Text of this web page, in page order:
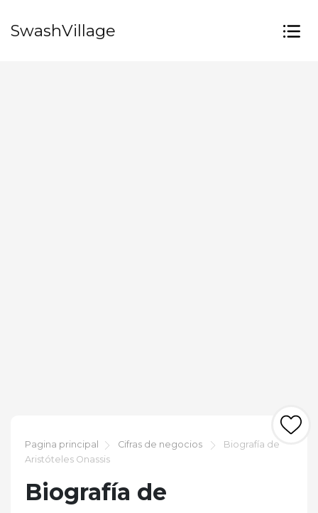
SwashVillage
Pagina principal Cifras de negocios
Biografía de
Aristóteles Onassis
Biografía de